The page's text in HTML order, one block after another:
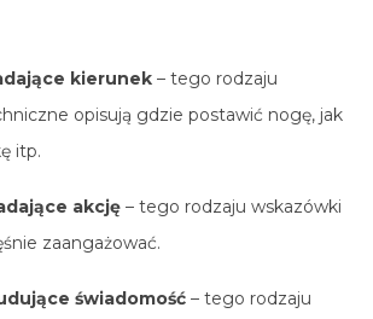
kierunek – tego rodzaju
opisują gdzie postawić nogę, jak
itp.
akcję – tego rodzaju wskazówki
zaangażować.
świadomość – tego rodzaju